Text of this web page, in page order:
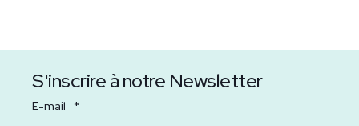
S'inscrire à notre Newsletter
E-mail *